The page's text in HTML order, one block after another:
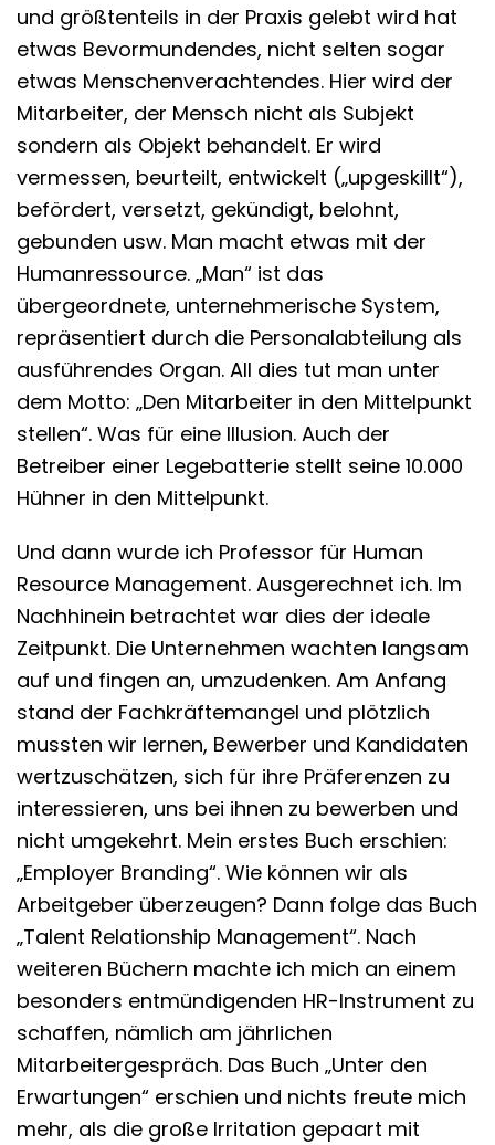
und größtenteils in der Praxis gelebt wird hat
etwas Bevormundendes, nicht selten sogar
etwas Menschenverachtendes. Hier wird der
Mitarbeiter, der Mensch nicht als Subjekt
sondern als Objekt behandelt. Er wird
vermessen, beurteilt, entwickelt („upgeskillt“),
befördert, versetzt, gekündigt, belohnt,
gebunden usw. Man macht etwas mit der
Humanressource. „Man“ ist das
übergeordnete, unternehmerische System,
repräsentiert durch die Personalabteilung als
ausführendes Organ. All dies tut man unter
dem Motto: „Den Mitarbeiter in den Mittelpunkt
stellen“. Was für eine Illusion. Auch der
Betreiber einer Legebatterie stellt seine 10.000
Hühner in den Mittelpunkt.
Und dann wurde ich Professor für Human
Resource Management. Ausgerechnet ich. Im
Nachhinein betrachtet war dies der ideale
Zeitpunkt. Die Unternehmen wachten langsam
auf und fingen an, umzudenken. Am Anfang
stand der Fachkräftemangel und plötzlich
mussten wir lernen, Bewerber und Kandidaten
wertzuschätzen, sich für ihre Präferenzen zu
interessieren, uns bei ihnen zu bewerben und
nicht umgekehrt. Mein erstes Buch erschien:
„Employer Branding“. Wie können wir als
Arbeitgeber überzeugen? Dann folge das Buch
„Talent Relationship Management“. Nach
weiteren Büchern machte ich mich an einem
besonders entmündigenden HR-Instrument zu
schaffen, nämlich am jährlichen
Mitarbeitergespräch. Das Buch „Unter den
Erwartungen“ erschien und nichts freute mich
mehr, als die große Irritation gepaart mit